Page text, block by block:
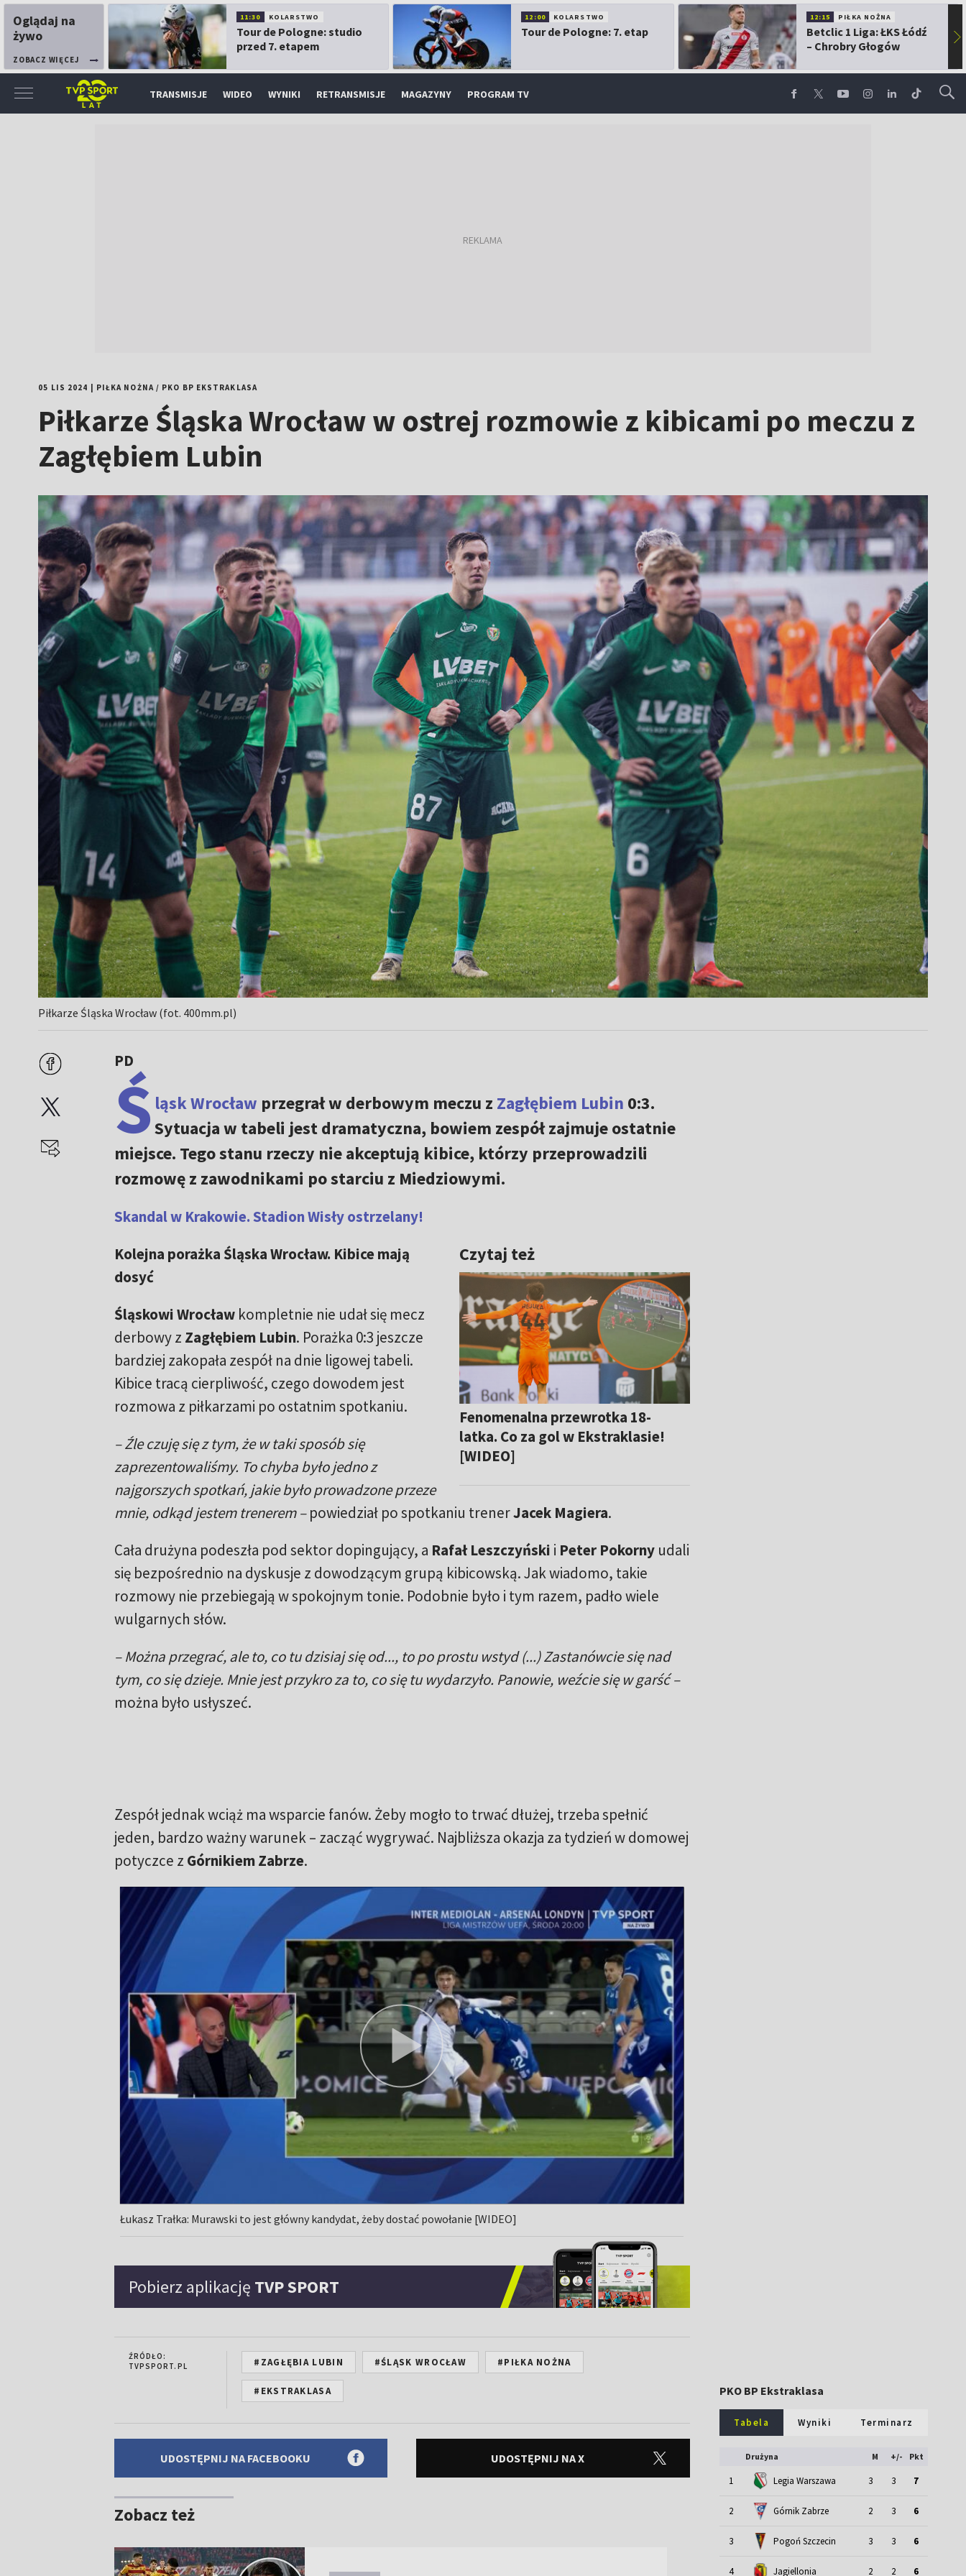
Oglądaj na
żywo
ZOBACZ WIĘCEJ
11:30 KOLARSTWO
Tour de Pologne: studio
przed 7. etapem
12:00 KOLARSTWO
Tour de Pologne: 7. etap
12:15 PIŁKA NOŻNA
Betclic 1 Liga: ŁKS Łódź
– Chrobry Głogów
▶
TRANSMISJE WIDEO WYNIKI RETRANSMISJE MAGAZYNY PROGRAM TV
05 LIS 2024 PIŁKA NOŻNA/ PKO BP EKSTRAKLASA
Piłkarze Śląska Wrocław w ostrej rozmowie z kibicami po meczu z
Zagłębiem Lubin
Piłkarze Śląska Wrocław (fot. 400mm.pl)
PD
Ś ląsk Wrocław przegrał w derbowym meczu z Zagłębiem Lubin 0:3.
Sytuacja w tabeli jest dramatyczna, bowiem zespół zajmuje ostatnie
miejsce. Tego stanu rzeczy nie akceptują kibice, którzy przeprowadzili
rozmowę z zawodnikami po starciu z Miedziowymi.
Skandal w Krakowie. Stadion Wisły ostrzelany!
Czytaj też
Fenomenalna przewrotka 18-
latka. Co za gol w Ekstraklasie!
[WIDEO]
Kolejna porażka Śląska Wrocław. Kibice mają
dosyć
Śląskowi Wrocław kompletnie nie udał się mecz
derbowy z Zagłębiem Lubin. Porażka 0:3 jeszcze
bardziej zakopała zespół na dnie ligowej tabeli.
Kibice tracą cierpliwość, czego dowodem jest
rozmowa z piłkarzami po ostatnim spotkaniu.
– Źle czuję się z tym, że w taki sposób się
zaprezentowaliśmy. To chyba było jedno z
najgorszych spotkań, jakie było prowadzone przeze
mnie, odkąd jestem trenerem –powiedział po spotkaniu trenerJacek Magiera.
Cała drużyna podeszła pod sektor dopingujący, a Rafał Leszczyński i Peter Pokornyudali
się bezpośrednio na dyskusje z dowodzącym grupą kibicowską. Jak wiadomo, takie
rozmowy nie przebiegają w spokojnym tonie. Podobnie było i tym razem, padło wiele
wulgarnych słów.
– Można przegrać, ale to, co tu dzisiaj się od..., to po prostu wstyd (...) Zastanówcie się nad
tym, co się dzieje. Mnie jest przykro za to, co się tu wydarzyło. Panowie, weźcie się w garść –
można było usłyszeć.
Zespół jednak wciąż ma wsparcie fanów. Żeby mogło to trwać dłużej, trzeba spełnić
jeden, bardzo ważny warunek – zacząć wygrywać. Najbliższa okazja za tydzień w domowej
potyczce z Górnikiem Zabrze.
Łukasz Trałka: Murawski to jest główny kandydat, żeby dostać powołanie [WIDEO]
Pobierz aplikację TVP SPORT
ŹRÓDŁO:
TVPSPORT.PL
#ZAGŁĘBIA LUBIN #ŚLĄSK WROCŁAW #PIŁKA NOŻNA
#EKSTRAKLASA
UDOSTĘPNIJ NA FACEBOOKU UDOSTĘPNIJ NA X
Zobacz też
PKO BP Ekstraklasa
Tabela Wyniki Terminarz
Drużyna M +/- Pkt
1 Legia Warszawa 3 3 7
2 Górnik Zabrze 2 3 6
3 Pogoń Szczecin 3 3 6
4 Jagiellonia 2 2 6